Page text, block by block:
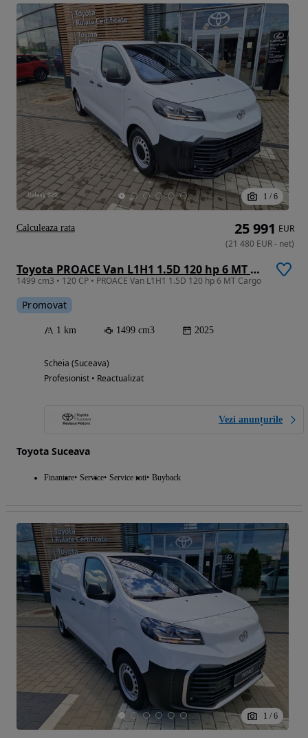
1 / 6
Toyota PROACE Van L1H1 1.5D 120 hp 6 MT Cargo
1499 cm3 • 120 CP • PROACE Van L1H1 1.5D 120 hp 6 MT Cargo
Promovat
1 km 1499 cm3 2025
Scheia (Suceava)
Profesionist • Reactualizat
Vezi anunțurile
Toyota Suceava
Finantare Service Service roti Buyback
25 991 EUR
(21 480 EUR- net)
Calculeaza rata
1 / 6